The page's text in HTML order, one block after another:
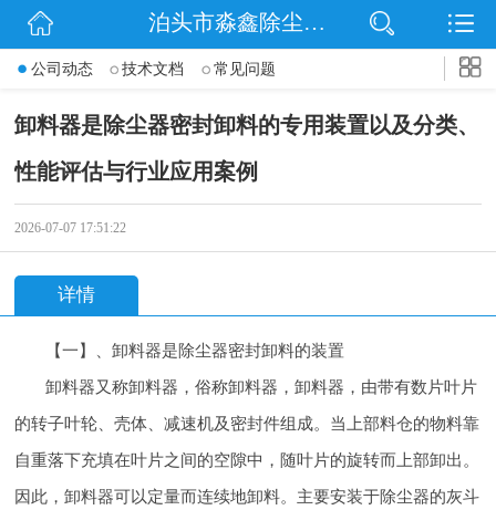
网站首页
公司动态
联系我们
泊头市淼鑫除尘配件销售处
公司动态 技术文档 常见问题
卸料器是除尘器密封卸料的专用装置以及分类、
性能评估与行业应用案例
2026-07-07 17:51:22
详情
【一】、卸料器是除尘器密封卸料的装置
卸料器又称卸料器，俗称卸料器，卸料器，由带有数片叶片
的转子叶轮、壳体、减速机及密封件组成。当上部料仓的物料靠
自重落下充填在叶片之间的空隙中，随叶片的旋转而上部卸出。
因此，卸料器可以定量而连续地卸料。主要安装于除尘器的灰斗